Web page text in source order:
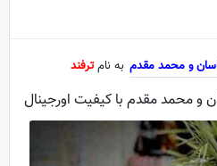
و محمد مقدم به نامترفند
و محمد مقدم با کیفیت اورجینال